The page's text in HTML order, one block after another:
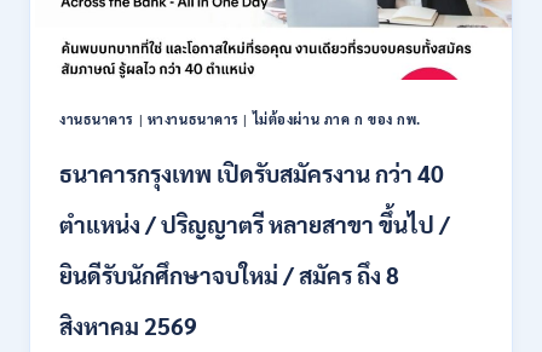
/
ไม่
ต้อง
กพ.
เงิน
18,150
สมัคร
งานธนาคาร | หางานธนาคาร |ไม่ต้องผ่าน ภาค ก ของ กพ.
ธนาคารกรุงเทพ เปิดรับสมัครงาน กว่า 40
ตำแหน่ง / ปริญญาตรี หลายสาขา ขึ้นไป /
ยินดีรับนักศึกษาจบใหม่ / สมัคร ถึง 8
สิงหาคม 2569